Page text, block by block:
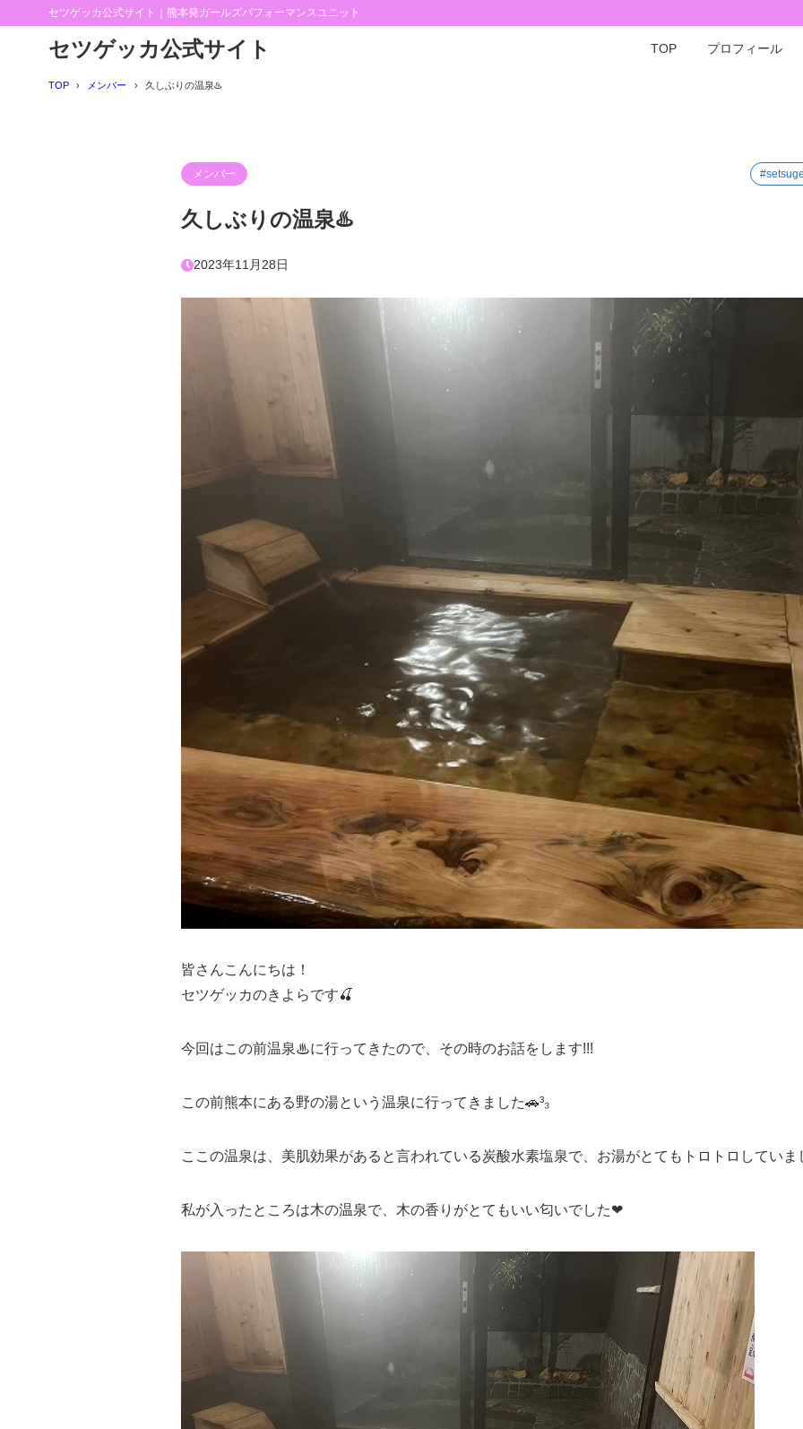
セツゲッカ公式サイト｜熊本発ガールズパフォーマンスユニット
セツゲッカ公式サイト TOP プロフィール
TOP メンバー 久しぶりの温泉♨️
メンバー
久しぶりの温泉♨️
2023年11月28日
皆さんこんにちは！
セツゲッカのきよらです🍒
今回はこの前温泉♨に行ってきたので、その時のお話をします!!!
この前熊本にある野の湯という温泉に行ってきました🚗³₃
ここの温泉は、美肌効果があると言われている炭酸水素塩泉で、お湯がとてもトロトロしていま
私が入ったところは木の温泉で、木の香りがとてもいい匂いでした❤